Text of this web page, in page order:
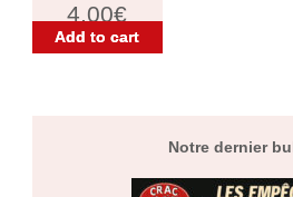
4,00€
Add to cart
Notre dernier